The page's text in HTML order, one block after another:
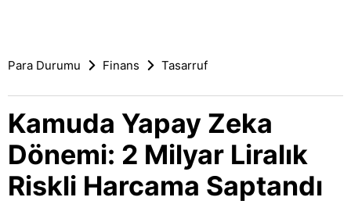
Para Durumu Finans Tasarruf
Kamuda Yapay Zeka
Dönemi: 2 Milyar Liralık
Riskli Harcama Saptandı